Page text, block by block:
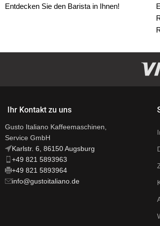
Entdecken Sie den Barista in Ihnen!
Ihr Kontakt zu uns
Gusto Italiano Kaffeemaschinen,
Service GmbH
Karlstr. 6, 86150 Augsburg
+49 821 5893963
+49 821 5893964
info@gustoitaliano.de